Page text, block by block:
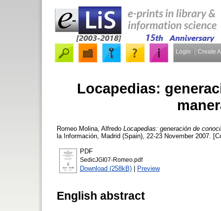
Login Create
Locapedias:
Romeo Molina, Alfredo Locapedias: generación de
la Información, Madrid (Spain), 22-23 November 2007.
PDF
SedicJGI07-Romeo.pdf
Download (258kB) | Preview
English abstract